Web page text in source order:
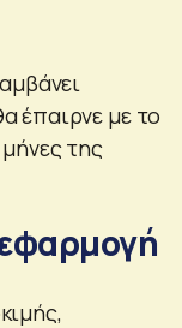
έπαιρνε με το
της